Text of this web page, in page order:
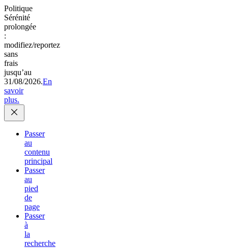
Politique
Sérénité
prolongée
:
modifiez/reportez
sans
frais
jusqu’au
31/08/2026.En
savoir
plus.
Passer
au
contenu
principal
Passer
au
pied
de
page
Passer
à
la
recherche